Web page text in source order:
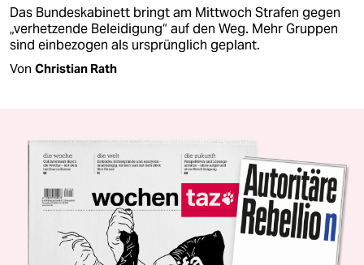
Das Bundeskabinett bringt am Mittwoch Strafen gegen
„verhetzende Beleidigung“ auf den Weg. Mehr Gruppen
sind einbezogen als ursprünglich geplant.
Von Christian Rath